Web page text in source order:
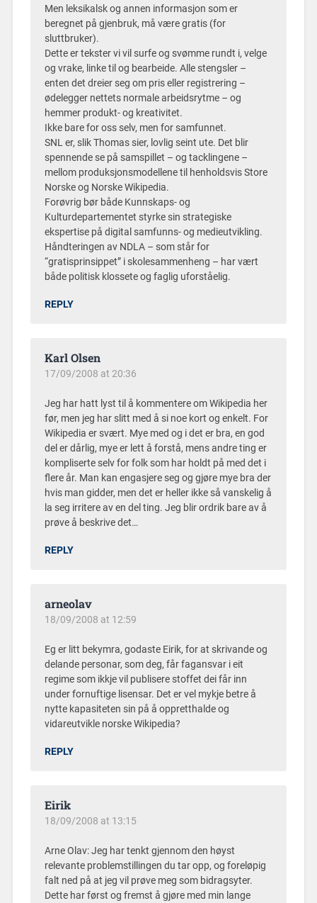
Men leksikalsk og annen informasjon som er
beregnet på gjenbruk, må være gratis (for
sluttbruker).
Dette er tekster vi vil surfe og svømme rundt i, velge
og vrake, linke til og bearbeide. Alle stengsler –
enten det dreier seg om pris eller registrering –
ødelegger nettets normale arbeidsrytme – og
hemmer produkt- og kreativitet.
Ikke bare for oss selv, men for samfunnet.
SNL er, slik Thomas sier, lovlig seint ute. Det blir
spennende se på samspillet – og tacklingene –
mellom produksjonsmodellene til henholdsvis Store
Norske og Norske Wikipedia.
Forøvrig bør både Kunnskaps- og
Kulturdepartementet styrke sin strategiske
ekspertise på digital samfunns- og medieutvikling.
Håndteringen av NDLA – som står for
“gratisprinsippet” i skolesammenheng – har vært
både politisk klossete og faglig uforståelig.
REPLY
Karl Olsen
17/09/2008 at 20:36
Jeg har hatt lyst til å kommentere om Wikipedia her
før, men jeg har slitt med å si noe kort og enkelt. For
Wikipedia er svært. Mye med og i det er bra, en god
del er dårlig, mye er lett å forstå, mens andre ting er
kompliserte selv for folk som har holdt på med det i
flere år. Man kan engasjere seg og gjøre mye bra der
hvis man gidder, men det er heller ikke så vanskelig å
la seg irritere av en del ting. Jeg blir ordrik bare av å
prøve å beskrive det…
REPLY
arneolav
18/09/2008 at 12:59
Eg er litt bekymra, godaste Eirik, for at skrivande og
delande personar, som deg, får fagansvar i eit
regime som ikkje vil publisere stoffet dei får inn
under fornuftige lisensar. Det er vel mykje betre å
nytte kapasiteten sin på å oppretthalde og
vidareutvikle norske Wikipedia?
REPLY
Eirik
18/09/2008 at 13:15
Arne Olav: Jeg har tenkt gjennom den høyst
relevante problemstillingen du tar opp, og foreløpig
falt ned på at jeg vil prøve meg som bidragsyter.
Dette har først og fremst å gjøre med min lange